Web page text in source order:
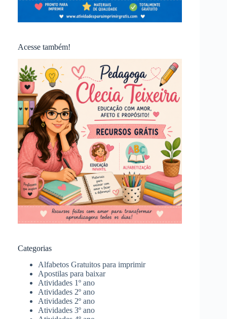
Acesse também!
Categorias
Alfabetos Gratuitos para imprimir
Apostilas para baixar
Atividades 1º ano
Atividades 2º ano
Atividades 2º ano
Atividades 3º ano